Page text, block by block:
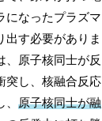
になったプラズマ
出す必要がありま
、原子核同士が反
突し、核融合反応
、原子核同士が融